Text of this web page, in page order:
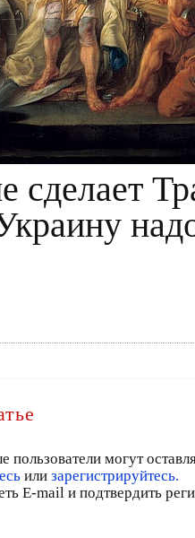
сделает
пользователи могут
или зарегистрируйтесь.
E-mail и подтвердить